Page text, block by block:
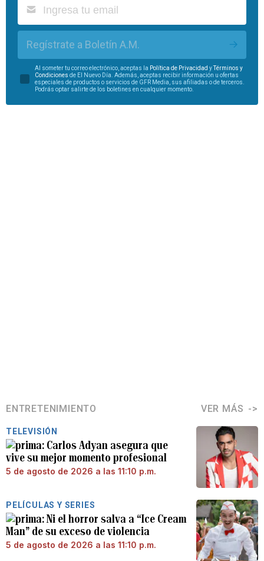
Regístrate a Boletín A.M.
Al someter tu correo electrónico, aceptas la Política de Privacidad yTérminos y
Condiciones de El Nuevo Día. Además, aceptas recibir información u ofertas
especiales de productos o servicios de GFR Media, sus afiliadas o de terceros.
Podrás optar salirte de los boletines en cualquier momento.
ENTRETENIMIENTO VER MÁS
TELEVISIÓN
Carlos Adyan asegura que
vive su mejor momento profesional
5 de agosto de 2026 a las 11:10 p.m.
PELÍCULAS Y SERIES
Ni el horror salva a “Ice Cream
Man” de su exceso de violencia
5 de agosto de 2026 a las 11:10 p.m.